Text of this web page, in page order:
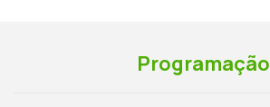
Programação